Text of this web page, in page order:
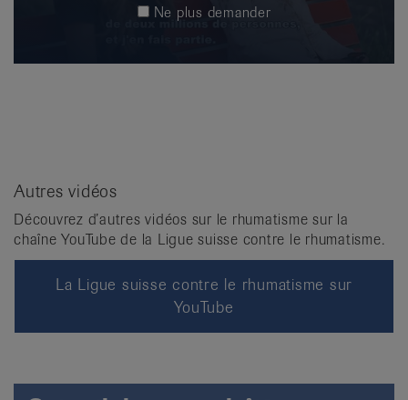
Ne plus demander
Autres vidéos
Découvrez d’autres vidéos sur le rhumatisme sur la
chaîne YouTube de la Ligue suisse contre le rhumatisme.
La Ligue suisse contre le rhumatisme sur
YouTube